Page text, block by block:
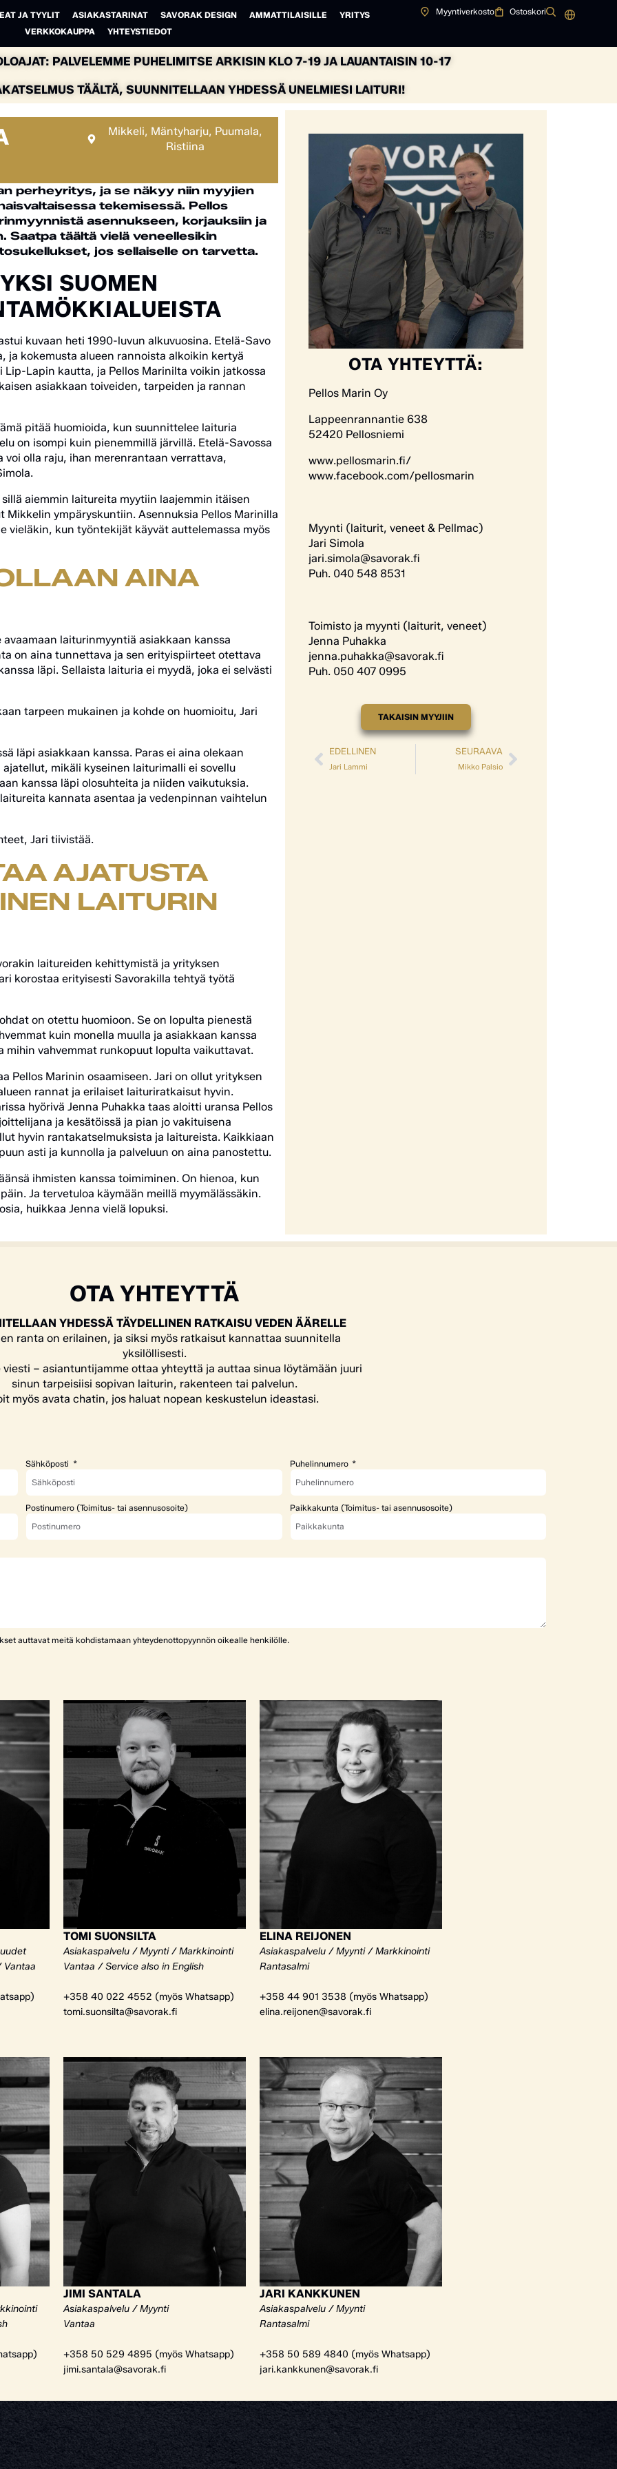
JA TYYLIT ASIAKASTARINAT SAVORAK DESIGN AMMATTILAISILLE
YRITYS
VERKKOKAUPPA
YHTEYSTIEDOT
Myyntiverkosto Ostoskori
PALVELEMME PUHELIMITSE ARKISIN KLO 7-19 JA LAUANTAISIN 10-17
TÄÄLTÄ, SUUNNITELLAAN YHDESSÄ UNELMIESI LAITURI!
OTA YHTEYTTÄ:
Pellos Marin Oy
Lappeenrannantie 638
52420 Pellosniemi
www.pellosmarin.fi/
www.facebook.com/pellosmarin
Myynti (laiturit, veneet & Pellmac)
Jari Simola
jari.simola@savorak.fi
Puh. 040 548 8531
Toimisto ja myynti (laiturit, veneet)
Jenna Puhakka
jenna.puhakka@savorak.fi
Puh. 050 407 0995
TAKAISIN MYYJIIN
EDELLINEN
Jari Lammi
SEURAAVA
Mikko Palsio
Mikkeli, Mäntyharju, Puumala,
Ristiina
perheyritys, ja se näkyy niin myyjien
tekemisessä. Pellos
asennukseen, korjauksiin ja
Saatpa täältä vielä veneellesikin
jos sellaiselle on tarvetta.
SUOMEN
kuvaan heti 1990-luvun alkuvuosina. Etelä-Savo
ja kokemusta alueen rannoista alkoikin kertyä
Lapin kautta, ja Pellos Marinilta voikin jatkossa
asiakkaan toiveiden, tarpeiden ja rannan
pitää huomioida, kun suunnittelee laituria
on isompi kuin pienemmillä järvillä. Etelä-Savossa
olla raju, ihan merenrantaan verrattava,
aiemmin laitureita myytiin laajemmin itäisen
Mikkelin ympäryskuntiin. Asennuksia Pellos Marinilla
vieläkin, kun työntekijät käyvät auttelemassa myös
AINA
laiturinmyyntiä asiakkaan kanssa
on aina tunnettava ja sen erityispiirteet otettava
läpi. Sellaista laituria ei myydä, joka ei selvästi
tarpeen mukainen ja kohde on huomioitu, Jari
läpi asiakkaan kanssa. Paras ei aina olekaan
mikäli kyseinen laiturimalli ei sovellu
kanssa läpi olosuhteita ja niiden vaikutuksia.
kannata asentaa ja vedenpinnan vaihtelun
Jari tiivistää.
AJATUSTA
LAITURIN
laitureiden kehittymistä ja yrityksen
korostaa erityisesti Savorakilla tehtyä työtä
on otettu huomioon. Se on lopulta pienestä
kuin monella muulla ja asiakkaan kanssa
mihin vahvemmat runkopuut lopulta vaikuttavat.
Pellos Marinin osaamiseen. Jari on ollut yrityksen
rannat ja erilaiset laituriratkaisut hyvin.
hyörivä Jenna Puhakka taas aloitti uransa Pellos
ja kesätöissä ja pian jo vakituisena
hyvin rantakatselmuksista ja laitureista. Kaikkiaan
asti ja kunnolla ja palveluun on aina panostettu.
ihmisten kanssa toimiminen. On hienoa, kun
Ja tervetuloa käymään meillä myymälässäkin.
huikkaa Jenna vielä lopuksi.
OTA YHTEYTTÄ
YHDESSÄ TÄYDELLINEN RATKAISU VEDEN ÄÄRELLE
ranta on erilainen, ja siksi myös ratkaisut kannattaa suunnitella
yksilöllisesti.
viesti – asiantuntijamme ottaa yhteyttä ja auttaa sinua löytämään juuri
sinun tarpeisiisi sopivan laiturin, rakenteen tai palvelun.
myös avata chatin, jos haluat nopean keskustelun ideastasi.
Sähköposti Puhelinnumero
Postinumero (Toimitus- tai asennusosoite) Paikkakunta (Toimitus- tai asennusosoite)
auttavat meitä kohdistamaan yhteydenottopyynnön oikealle henkilölle.
Vantaa
TOMI SUONSILTA
Asiakaspalvelu / Myynti / Markkinointi
Vantaa / Service also in English
+358 40 022 4552 (myös Whatsapp)
tomi.suonsilta@savorak.fi
ELINA REIJONEN
Asiakaspalvelu / Myynti / Markkinointi
Rantasalmi
+358 44 901 3538 (myös Whatsapp)
elina.reijonen@savorak.fi
JIMI SANTALA
Asiakaspalvelu / Myynti
Vantaa
+358 50 529 4895 (myös Whatsapp)
jimi.santala@savorak.fi
JARI KANKKUNEN
Asiakaspalvelu / Myynti
Rantasalmi
+358 50 589 4840 (myös Whatsapp)
jari.kankkunen@savorak.fi